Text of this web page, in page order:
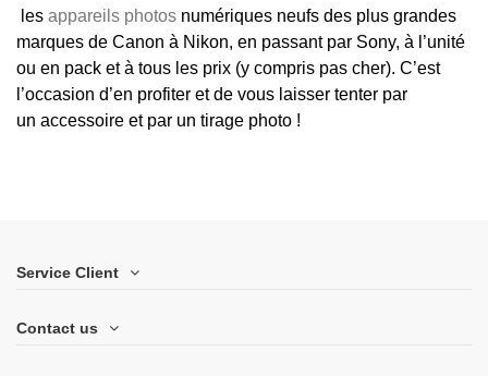
les appareils photos numériques neufs des plus grandes
marques de Canon à Nikon, en passant par Sony, à l’unité
ou en pack et à tous les prix (y compris pas cher). C’est
l’occasion d’en profiter et de vous laisser tenter par
un accessoire et par un tirage photo !
Service Client
Contact us